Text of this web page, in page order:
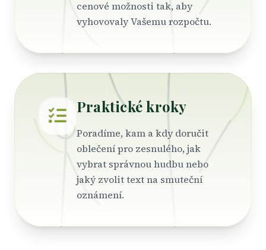
cenové možnosti tak, aby
vyhovovaly Vašemu rozpočtu.
Praktické kroky
Poradíme, kam a kdy doručit
oblečení pro zesnulého, jak
vybrat správnou hudbu nebo
jaký zvolit text na smuteční
oznámení.